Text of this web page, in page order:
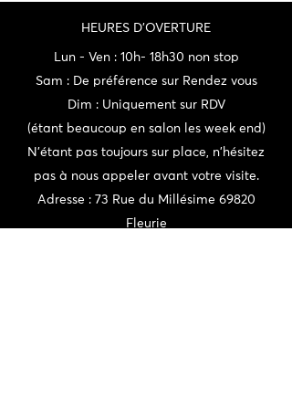
HEURES D'OVERTURE
Lun - Ven : 10h- 18h30 non stop
Sam : De préférence sur Rendez vous
Dim : Uniquement sur RDV
(étant beaucoup en salon les week end)
N'étant pas toujours sur place, n'hésitez
pas à nous appeler avant votre visite.
Adresse : 73 Rue du Millésime 69820
Fleurie